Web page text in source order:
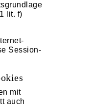
lit. f)
Session-
mit
auch